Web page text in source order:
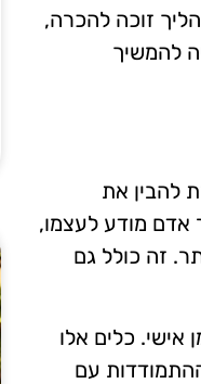
זוכה להכרה,
להמשיך
להבין את
אדם מודע לעצמו,
זה כולל גם
אישי. כלים אלו
עם